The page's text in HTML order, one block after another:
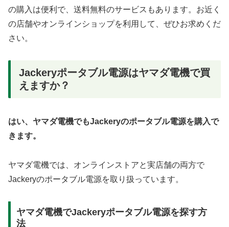
の購入は便利で、送料無料のサービスもあります。お近く
の店舗やオンラインショップを利用して、ぜひお求めくだ
さい。
Jackeryポータブル電源はヤマダ電機で買
えますか？
はい、ヤマダ電機でもJackeryのポータブル電源を購入で
きます。
ヤマダ電機では、オンラインストアと実店舗の両方で
Jackeryのポータブル電源を取り扱っています。
ヤマダ電機でJackeryポータブル電源を探す方
法